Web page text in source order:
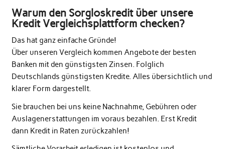
Warum den Sorgloskredit über unsere
Kredit Vergleichsplattform checken?
Das hat ganz einfache Gründe!
Über unseren Vergleich kommen Angebote der besten
Banken mit den günstigsten Zinsen. Folglich
Deutschlands günstigsten Kredite. Alles übersichtlich und
klarer Form dargestellt.
Sie brauchen bei uns keine Nachnahme, Gebühren oder
Auslagenerstattungen im voraus bezahlen. Erst Kredit
dann Kredit in Raten zurückzahlen!